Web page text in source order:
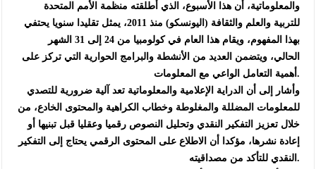
والمعلوماتية، أن هذا الأسبوع، الذي أطلقته منظمة الأمم المتحدة
للتربية والعلم والثقافة (اليونسكو) منذ 2011، يمثل تقليدا سنويا يحتفي
بهذا المفهوم، ويقام هذا العام في كولومبيا من 24 إلى 31 الشهر
الحالي، ويتضمن العديد من الأنشطة والبرامج الحوارية التي تركز على
أهمية التعامل الواعي مع المعلومات.
وأشار إلى أن الدراية الإعلامية والمعلوماتية تعد آلية ضرورية للتصدي
للمعلومات المضللة والمغلوطة وخطاب الكراهية والمحتوى الخادع، من
خلال تعزيز التفكير النقدي وتحليل النصوص رقميا وعقليا قبل تبنيها أو
إعادة نشرها، مؤكدا أن الاطلاع على المحتوى الرقمي يحتاج إلى التفكير
النقدي للتأكد من مصداقيته.